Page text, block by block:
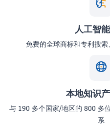
人工智
免费的全球商标和专利搜
本地知识
与 190 多个国家/地区的 800 多
系